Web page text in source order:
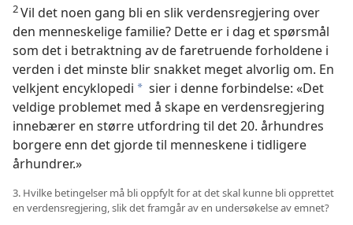
2Vil det noen gang bli en slik verdensregjering over
den menneskelige familie? Dette er i dag et spørsmål
som det i betraktning av de faretruende forholdene i
verden i det minste blir snakket meget alvorlig om. En
velkjent encyklopedi a sier i denne forbindelse: «Det
veldige problemet med å skape en verdensregjering
innebærer en større utfordring til det 20. århundres
borgere enn det gjorde til menneskene i tidligere
århundrer.»
3. Hvilke betingelser må bli oppfylt for at det skal kunne bli opprettet
en verdensregjering, slik det framgår av en undersøkelse av emnet?